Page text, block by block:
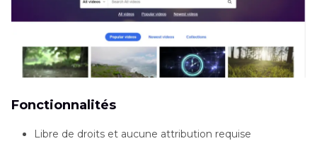
Fonctionnalités
Libre de droits et aucune attribution requise